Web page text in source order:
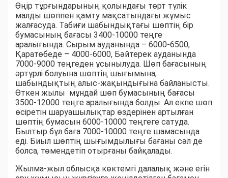
Өңір тұрғындарының қолындағы төрт түлік
малды шөппен қамту мақсатындағы жұмыс
жалғасуда. Табиғи шабындықтағы шөптің бір
бумасының бағасы 3400-10000 теңге
аралығында. Сырым ауданында – 6000-6500,
Қаратөбеде – 4000-6000, Бәйтерек ауданында
7000-9000 теңгеден ұсынылуда. Шөп бағасының
әртүрлі болуына шөптің шығымына,
шабындықтың алыс-жақындығына байланысты.
Өткен жылы мұндай шөп бумасының бағасы
3500-12000 теңге аралығында болды. Ал екпе шөп
өсіретін шаруашылықтар өздерінен артылған
шөптің бумасын 6000-10000 теңгеге сатуда.
Былтыр бұл баға 7000-10000 теңге шамасында
еді. Биыл шөптің шығымдылығы бағаны сәл де
болса, төмендетіп отырғаны байқалады.
Жылма-жыл облысқа көктемгі далалық және егін